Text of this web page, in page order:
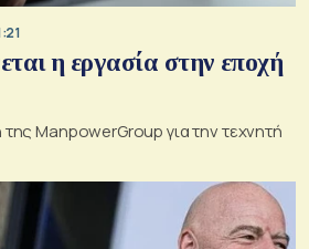
η εργασία στην εποχή
ManpowerGroup για την τεχνητή